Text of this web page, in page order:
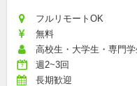
フルリモートOK
無料
高校生・大学生・専門学
週2~3回
長期歓迎